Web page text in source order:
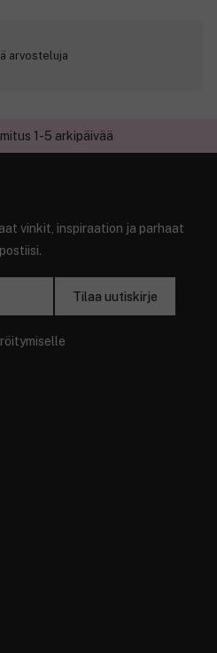
arvosteluja
vinkit, inspiraation ja parhaat
Tilaa uutiskirje